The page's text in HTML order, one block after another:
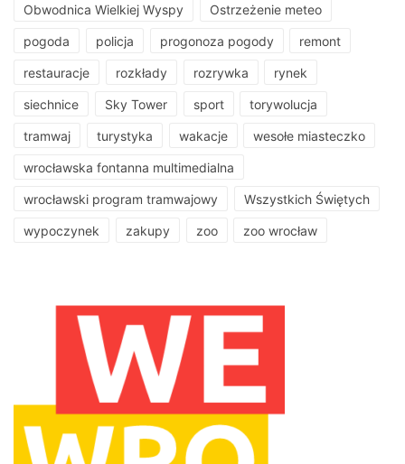
Obwodnica Wielkiej Wyspy Ostrzeżenie meteo
pogoda policja progonoza pogody remont
restauracje rozkłady rozrywka rynek
siechnice Sky Tower sport torywolucja
tramwaj turystyka wakacje wesołe miasteczko
wrocławska fontanna multimedialna
wrocławski program tramwajowy Wszystkich Świętych
wypoczynek zakupy zoo zoo wrocław